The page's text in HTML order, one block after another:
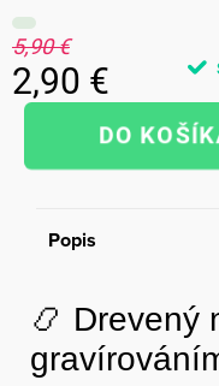
5,90 €
2,90 €
Jednotková
Popis
📿 Drevený